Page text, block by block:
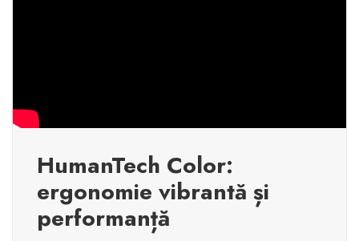
HumanTech Color:
ergonomie vibrantă și
performanță